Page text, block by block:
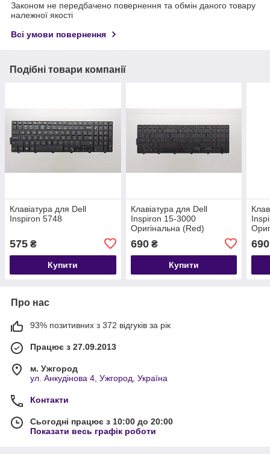
Законом не передбачено повернення та обмін даного товару
належної якості
Всі умови повернення
Подібні товари компанії
Клавіатура для Dell
Inspiron 5748
575 ₴
Купити
Клавіатура для Dell
Inspiron 15-3000
Оригінальна (Red)
690₴
Купити
690
Про нас
93% позитивних з 372 відгуків за рік
Працює з 27.09.2013
м. Ужгород
ул. Анкудінова 4, Ужгород, Україна
Контакти
Сьогодні працює з 10:00 до 20:00
Показати весь графік роботи